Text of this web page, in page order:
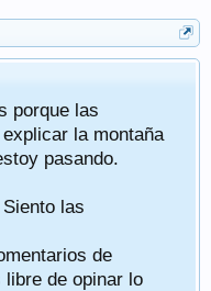
porque las
la montaña
pasando.
las
de
de opinar lo